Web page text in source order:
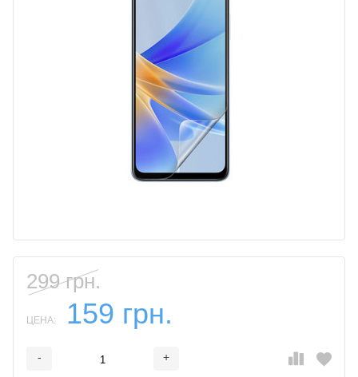
299 грн.
ЦЕНА: 159 грн.
- +